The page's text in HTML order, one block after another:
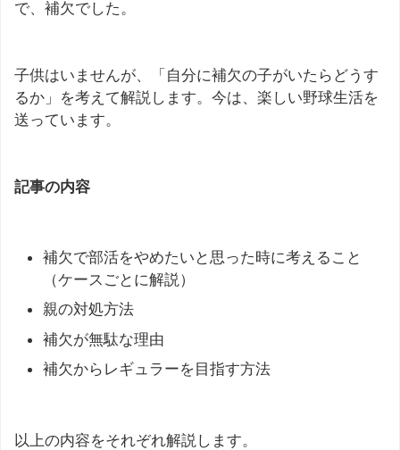
で、補欠でした。
子供はいませんが、「自分に補欠の子がいたらどうす
るか」を考えて解説します。今は、楽しい野球生活を
送っています。
記事の内容
補欠で部活をやめたいと思った時に考えること
（ケースごとに解説）
親の対処方法
補欠が無駄な理由
補欠からレギュラーを目指す方法
以上の内容をそれぞれ解説します。